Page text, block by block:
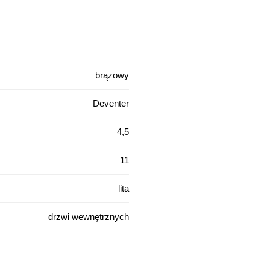
brązowy
Deventer
4,5
11
lita
drzwi wewnętrznych